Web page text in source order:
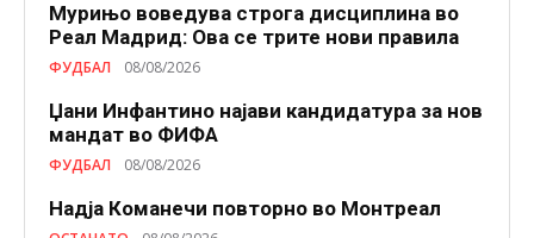
Мурињо воведува строга дисциплина во
Реал Мадрид: Ова се трите нови правила
ФУДБАЛ 08/08/2026
Џани Инфантино најави кандидатура за нов
мандат во ФИФА
ФУДБАЛ 08/08/2026
Надја Команечи повторно во Монтреал